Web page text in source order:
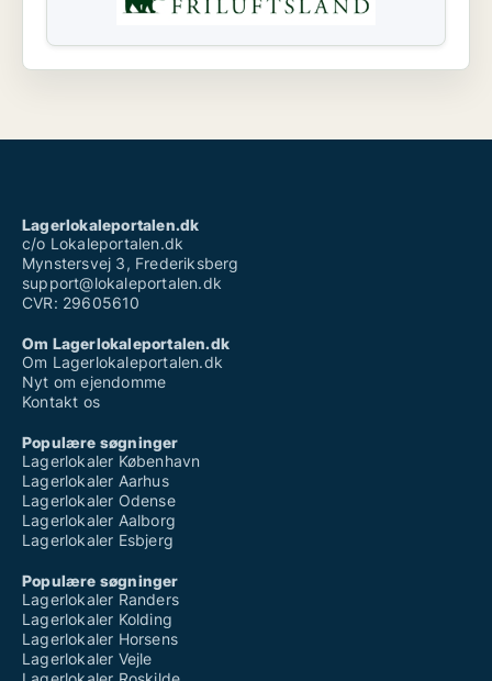
Lagerlokaleportalen.dk
c/o Lokaleportalen.dk
Mynstersvej 3, Frederiksberg
support@lokaleportalen.dk
CVR: 29605610
Om Lagerlokaleportalen.dk
Om Lagerlokaleportalen.dk
Nyt om ejendomme
Kontakt os
Populære søgninger
Lagerlokaler København
Lagerlokaler Aarhus
Lagerlokaler Odense
Lagerlokaler Aalborg
Lagerlokaler Esbjerg
Populære søgninger
Lagerlokaler Randers
Lagerlokaler Kolding
Lagerlokaler Horsens
Lagerlokaler Vejle